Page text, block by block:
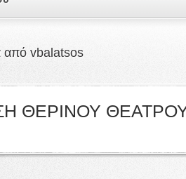
από vbalatsos
ΘΕΡΙΝΟΥ